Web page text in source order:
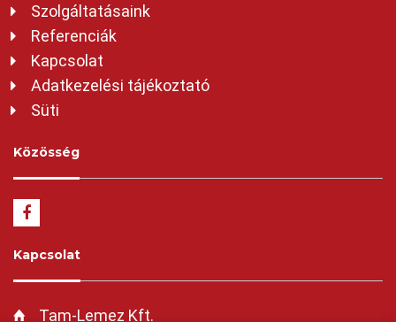
Szolgáltatásaink
Referenciák
Kapcsolat
Adatkezelési tájékoztató
Süti
Közösség
Kapcsolat
Tam-Lemez Kft.